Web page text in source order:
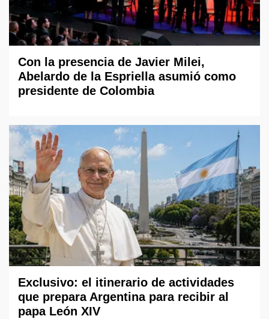
Con la presencia de Javier Milei,
Abelardo de la Espriella asumió como
presidente de Colombia
Exclusivo: el itinerario de actividades
que prepara Argentina para recibir al
papa León XIV